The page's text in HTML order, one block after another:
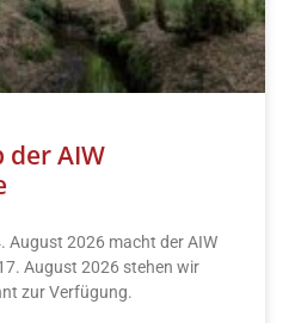
der AIW
August 2026 macht der AIW
August 2026 stehen wir
zur Verfügung.